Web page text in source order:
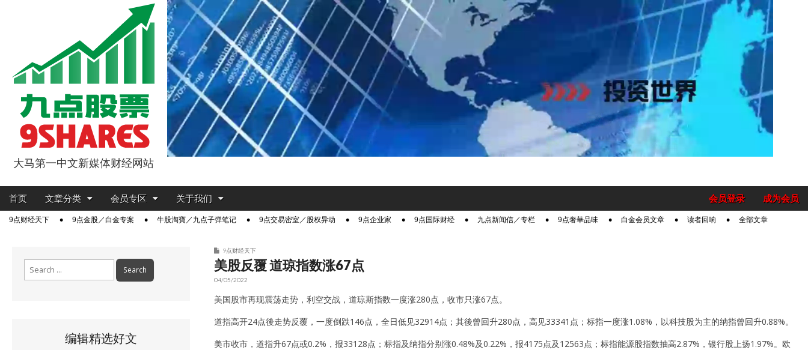
9点股票
大马第一中文新媒体财经网站
Main
Skip
content
首页 文章分类 会员专区 关于我们 成为会员
会员登录
Sub9点财经天下 9点金股／白金专案 牛股淘寶／九点子弹笔记 9点交易密室／股权异动 9点企业家 9点国际财经 九点新闻信／专栏 9点奢華品味 白金会员文章 读者回响 全部文章
9点财经天下
美股反覆 道琼指数涨67点
04/05/2022
美国股市再现震荡走势，利空交战，道琼斯指数一度涨280点，收市只涨67点。
道指高开24点後走势反覆，一度倒跌146点，全日低见32914点；其後曾回升280点，高见33341点；标指一度涨1.08%，以科技股为主的纳指曾回升0.88%。
美市收市，道指升67点或0.2%，报33128点；标指及纳指分别涨0.48%及0.22%，报4175点及12563点；标指能源股指数抽高2.87%，银行股上扬1.97%。欧
编辑精选好文